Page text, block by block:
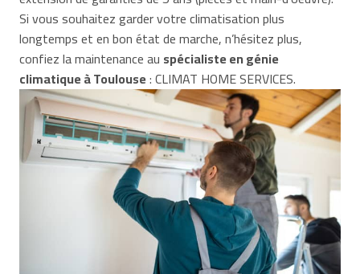
Si vous souhaitez garder votre climatisation plus
longtemps et en bon état de marche, n’hésitez plus,
confiez la maintenance au spécialiste en génie
climatique à Toulouse: CLIMAT HOME SERVICES.